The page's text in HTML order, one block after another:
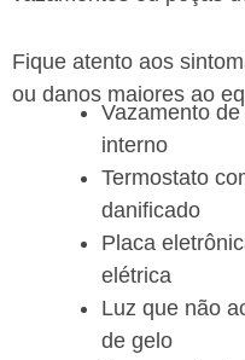
Fique atento aos
ou danos maiores ao
Vazamento
interno
Termostato
danificado
Placa
elétrica
Luz que não
de gelo